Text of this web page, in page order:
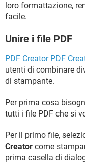
loro formattazione,
facile.
Unire i file PDF
PDF Creator PDF
utenti di combinare
di stampante.
Per prima cosa
tutti i file PDF che si
Per il primo file,
Creator come
prima casella di